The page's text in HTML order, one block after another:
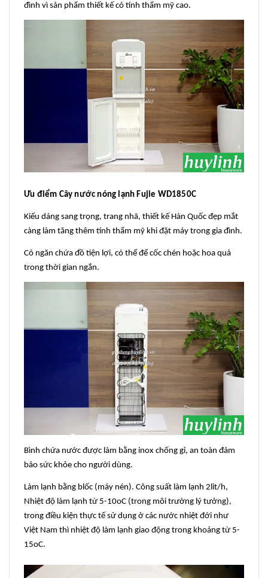
đình vì sản phẩm thiết kế có tính thẩm mỹ cao.
Ưu điểm Cây nước nóng lạnh Fujie WD1850C
Kiểu dáng sang trọng, trang nhã, thiết kế Hàn Quốc đẹp mắt
càng làm tăng thêm tính thẩm mỹ khi đặt máy trong gia đình.
Có ngăn chứa đồ tiện lợi, có thể để cốc chén hoặc hoa quả
trong thời gian ngắn.
Bình chứa nước được làm bằng inox chống gỉ, an toàn đảm
bảo sức khỏe cho người dùng.
Làm lạnh bằng blốc (máy nén). Công suất làm lạnh 2lit/h,
Nhiệt độ làm lạnh từ 5-10oC (trong môi trường lý tưởng),
trong điều kiện thực tế sử dụng ở các nước nhiệt đới như
Việt Nam thì nhiệt độ làm lạnh giao động trong khoảng từ 5-
15oC.